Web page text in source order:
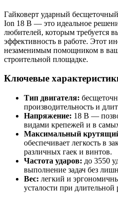
Гайковерт ударный
Ion 18 В — это идеальное
любителей, которым требуется
эффективность в работе. Этот
незаменимым помощником в
строительной площадке.
Ключевые
Тип двигателя:
производительность и
Напряжение: 18 В —
видами крепежей и в
Максимальный
обеспечивает легкость в
различных гаек и винтов.
Частота ударов: до 3550
выполнение задач без
Вес: легкий и
усталости при длительной